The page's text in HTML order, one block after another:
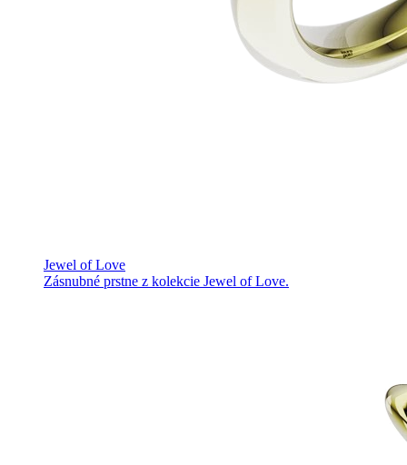
Jewel of Love
Zásnubné prstne z kolekcie Jewel of Love.